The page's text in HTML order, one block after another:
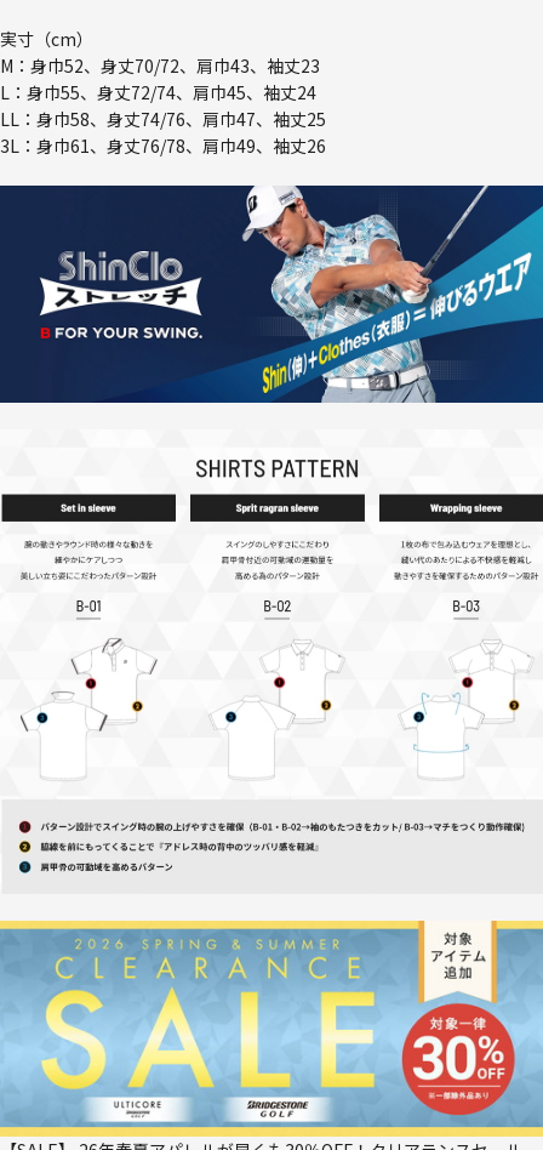
実寸（cm）
M：身巾52、身丈70/72、肩巾43、袖丈23
L：身巾55、身丈72/74、肩巾45、袖丈24
LL：身巾58、身丈74/76、肩巾47、袖丈25
3L：身巾61、身丈76/78、肩巾49、袖丈26